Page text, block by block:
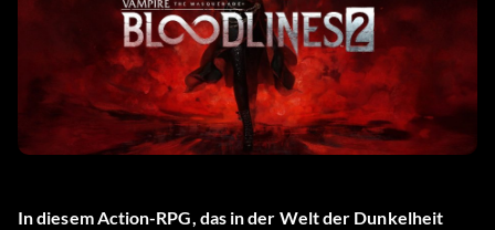
In diesem Action-RPG, das in der Welt der Dunkelheit